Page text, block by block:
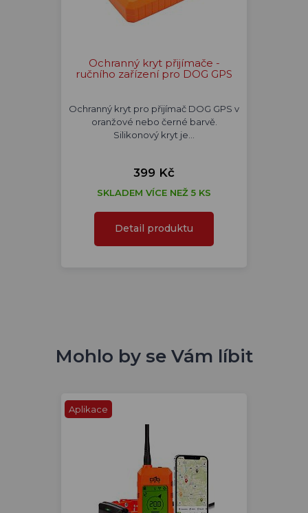
Ochranný kryt přijímače -
ručního zařízení pro DOG GPS
Ochranný kryt pro přijímač DOG GPS v
oranžové nebo černé barvě.
Silikonový kryt je…
399 Kč
SKLADEM VÍCE NEŽ 5 KS
Detail produktu
Mohlo by se Vám líbit
Aplikace